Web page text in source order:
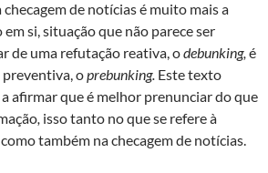
de notícias é muito mais a
si, situação que não parece ser
de uma refutação reativa, odebunking, é
oprebunking. Este texto
afirmar que é melhor prenunciar do que
, isso tanto no que se refere à
também na checagem de notícias.